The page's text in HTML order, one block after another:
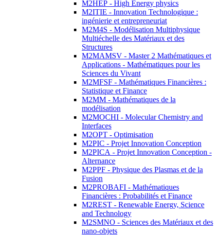
M2HEP - High Energy physics
M2ITIE - Innovation Technologique :
ingénierie et entrepreneuriat
M2M4S - Modélisation Multiphysique
Multiéchelle des Matériaux et des
Structures
M2MAMSV - Master 2 Mathématiques et
Applications - Mathématiques pour les
Sciences du Vivant
M2MFSF - Mathématiques Financières :
Statistique et Finance
M2MM - Mathématiques de la
modélisation
M2MOCHI - Molecular Chemistry and
Interfaces
M2OPT - Optimisation
M2PIC - Projet Innovation Conception
M2PICA - Projet Innovation Conception -
Alternance
M2PPF - Physique des Plasmas et de la
Fusion
M2PROBAFI - Mathématiques
Financières : Probabilités et Finance
M2REST - Renewable Energy, Science
and Technology
M2SMNO - Sciences des Matériaux et des
nano-objets